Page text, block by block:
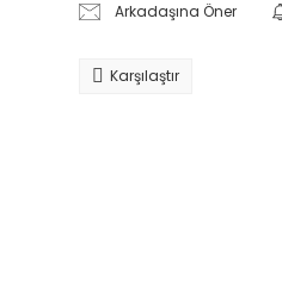
Arkadaşına Öner
Karşılaştır